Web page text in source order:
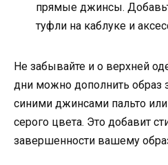
прямые джинсы.
туфли на каблуке и
Не забывайте и о верхней
дни можно дополнить образ
синими джинсами пальто или
серого цвета. Это добавит
завершенности вашему